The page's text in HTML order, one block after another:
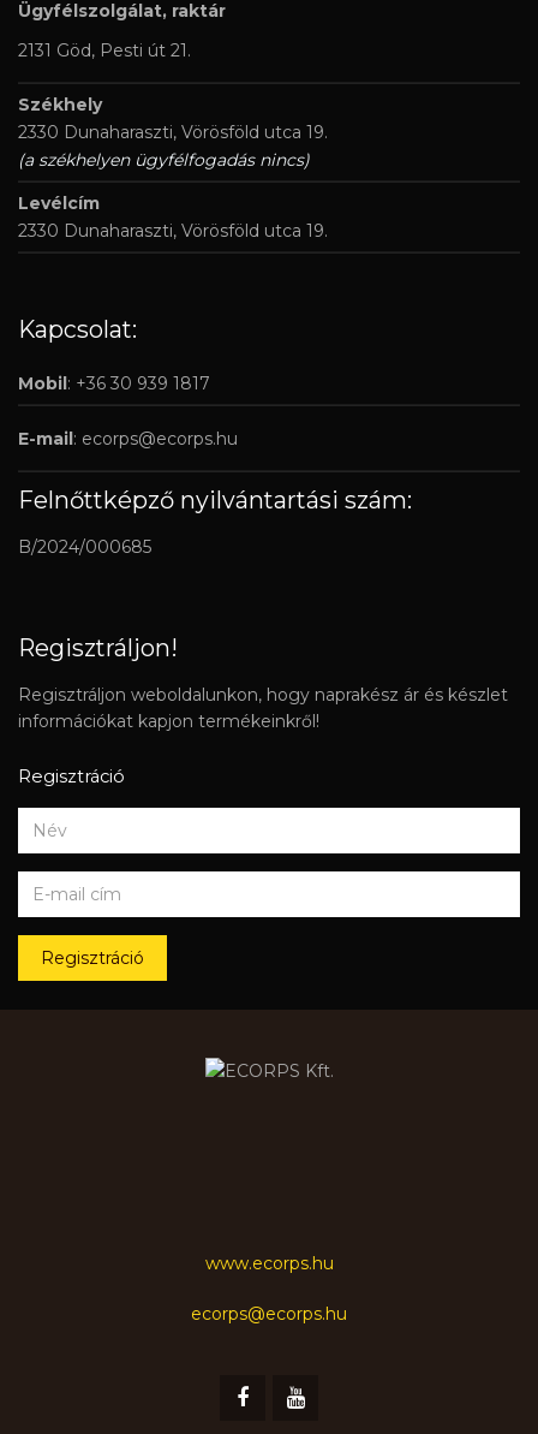
Ügyfélszolgálat, raktár
2131 Göd, Pesti út 21.
Székhely
2330 Dunaharaszti, Vörösföld utca 19.
(a székhelyen ügyfélfogadás nincs)
Levélcím
2330 Dunaharaszti, Vörösföld utca 19.
Kapcsolat:
Mobil: +36 30 939 1817
E-mail: ecorps@ecorps.hu
Felnőttképző nyilvántartási szám:
B/2024/000685
Regisztráljon!
Regisztráljon weboldalunkon, hogy naprakész ár és készlet
információkat kapjon termékeinkről!
Regisztráció
Regisztráció
www.ecorps.hu
ecorps@ecorps.hu